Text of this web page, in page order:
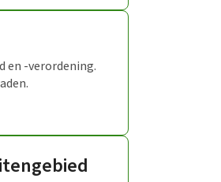
en -verordening.